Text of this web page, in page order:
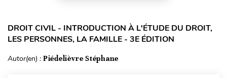
DROIT CIVIL - INTRODUCTION À L'ÉTUDE DU DROIT,
LES PERSONNES, LA FAMILLE - 3E ÉDITION
Autor(en) : Piédelièvre Stéphane